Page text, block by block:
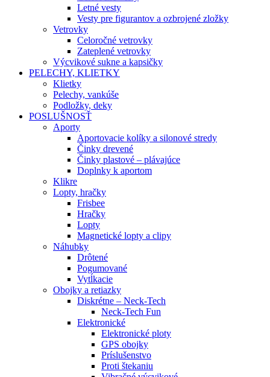
Letné vesty
Vesty pre figurantov a ozbrojené zložky
Vetrovky
Celoročné vetrovky
Zateplené vetrovky
Výcvikové sukne a kapsičky
PELECHY, KLIETKY
Klietky
Pelechy, vankúše
Podložky, deky
POSLUŠNOSŤ
Aporty
Aportovacie kolíky a silonové stredy
Činky drevené
Činky plastové – plávajúce
Doplnky k aportom
Klikre
Lopty, hračky
Frisbee
Hračky
Lopty
Magnetické lopty a clipy
Náhubky
Drôtené
Pogumované
Vytĺkacie
Obojky a retiazky
Diskrétne – Neck-Tech
Neck-Tech Fun
Elektronické
Elektronické ploty
GPS obojky
Príslušenstvo
Proti štekaniu